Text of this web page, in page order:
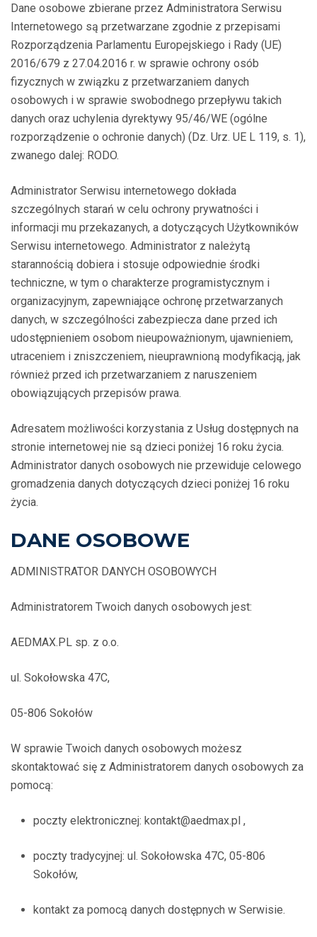
Dane osobowe zbierane przez Administratora Serwisu
Internetowego są przetwarzane zgodnie z przepisami
Rozporządzenia Parlamentu Europejskiego i Rady (UE)
2016/679 z 27.04.2016 r. w sprawie ochrony osób
fizycznych w związku z przetwarzaniem danych
osobowych i w sprawie swobodnego przepływu takich
danych oraz uchylenia dyrektywy 95/46/WE (ogólne
rozporządzenie o ochronie danych) (Dz. Urz. UE L 119, s. 1),
zwanego dalej: RODO.
Administrator Serwisu internetowego dokłada
szczególnych starań w celu ochrony prywatności i
informacji mu przekazanych, a dotyczących Użytkowników
Serwisu internetowego. Administrator z należytą
starannością dobiera i stosuje odpowiednie środki
techniczne, w tym o charakterze programistycznym i
organizacyjnym, zapewniające ochronę przetwarzanych
danych, w szczególności zabezpiecza dane przed ich
udostępnieniem osobom nieupoważnionym, ujawnieniem,
utraceniem i zniszczeniem, nieuprawnioną modyfikacją, jak
również przed ich przetwarzaniem z naruszeniem
obowiązujących przepisów prawa.
Adresatem możliwości korzystania z Usług dostępnych na
stronie internetowej nie są dzieci poniżej 16 roku życia.
Administrator danych osobowych nie przewiduje celowego
gromadzenia danych dotyczących dzieci poniżej 16 roku
życia.
DANE OSOBOWE
ADMINISTRATOR DANYCH OSOBOWYCH
Administratorem Twoich danych osobowych jest:
AEDMAX.PL sp. z o.o.
ul. Sokołowska 47C,
05-806 Sokołów
W sprawie Twoich danych osobowych możesz
skontaktować się z Administratorem danych osobowych za
pomocą:
poczty elektronicznej: kontakt@aedmax.pl ,
poczty tradycyjnej: ul. Sokołowska 47C, 05-806
Sokołów,
kontakt za pomocą danych dostępnych w Serwisie.